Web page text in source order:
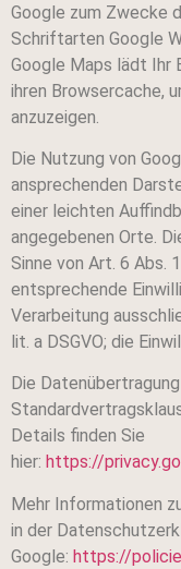
Google zum Zwecke
Schriftarten Google
Google Maps lädt Ihr
ihren Browsercache,
anzuzeigen.
Die Nutzung von
ansprechenden
einer leichten
angegebenen Orte.
Sinne von Art. 6 Abs.
entsprechende
Verarbeitung
lit. a DSGVO; die
Die
Details finden Sie
hier: https://
Mehr Informationen
in der
Google: https://